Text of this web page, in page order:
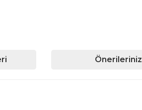
Önerileriniz